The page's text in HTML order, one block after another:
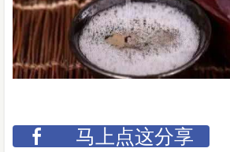
马上点这分享